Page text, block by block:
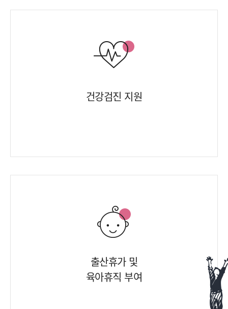
건강검진 지원
출산휴가 및
육아휴직 부여